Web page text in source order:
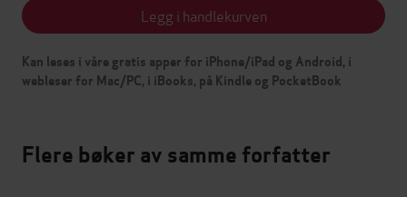
Legg i handlekurven
Kan leses i våre gratis apper for iPhone/iPad og Android, i
webleser for Mac/PC, i iBooks, på Kindle og PocketBook
Flere bøker av samme forfatter